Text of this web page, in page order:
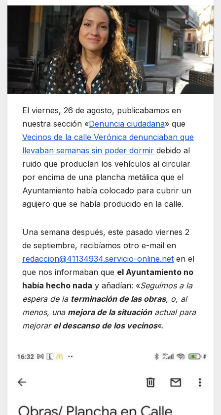
El viernes, 26 de agosto, publicabamos en
nuestra sección «Denuncia ciudadana» que
Vecinos de la calle Verónica denunciaban que
llevaban semanas sin poder dormir debido al
ruido que producían los vehículos al circular
por encima de una plancha metálica que el
Ayuntamiento había colocado para cubrir un
agujero que se había producido en la calle.
Una semana después, este pasado viernes 2
de septiembre, recibíamos otro e-mail en
redaccion@41134934.servicio-online.net en el
que nos informaban que el Ayuntamiento no
había hecho nada y añadían: «Seguimos a la
espera de la terminación de las obras, o, al
menos, una mejora de la situaciónactual para
mejorar el descanso de los vecinos«.